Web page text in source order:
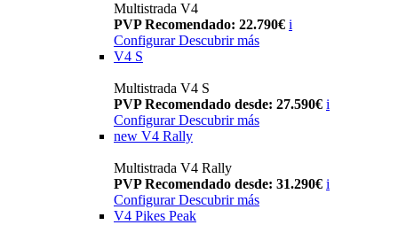
Multistrada V4
PVP Recomendado: 22.790€ i
Configurar Descubrir más
V4 S
Multistrada V4 S
PVP Recomendado desde: 27.590€ i
Configurar Descubrir más
new V4 Rally
Multistrada V4 Rally
PVP Recomendado desde: 31.290€ i
Configurar Descubrir más
V4 Pikes Peak